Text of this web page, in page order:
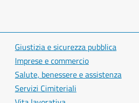
Giustizia e sicurezza pubblica
Imprese e commercio
Salute, benessere e assistenza
Servizi Cimiteriali